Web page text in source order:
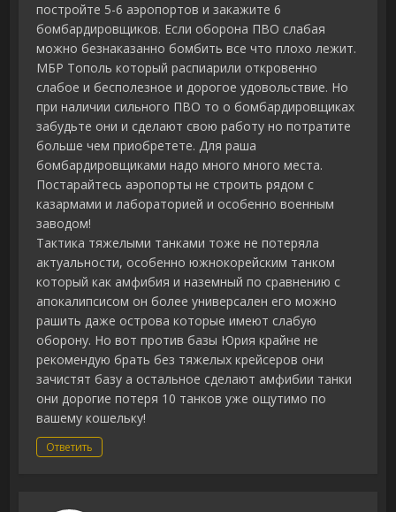
постройте 5-6 аэропортов и закажите 6
бомбардировщиков. Если оборона ПВО слабая
можно безнаказанно бомбить все что плохо лежит.
МБР Тополь который распиарили откровенно
слабое и бесполезное и дорогое удовольствие. Но
при наличии сильного ПВО то о бомбардировщиках
забудьте они и сделают свою работу но потратите
больше чем приобретете. Для раша
бомбардировщиками надо много много места.
Постарайтесь аэропорты не строить рядом с
казармами и лабораторией и особенно военным
заводом!
Тактика тяжелыми танками тоже не потеряла
актуальности, особенно южнокорейским танком
который как амфибия и наземный по сравнению с
апокалипсисом он более универсален его можно
рашить даже острова которые имеют слабую
оборону. Но вот против базы Юрия крайне не
рекомендую брать без тяжелых крейсеров они
зачистят базу а остальное сделают амфибии танки
они дорогие потеря 10 танков уже ощутимо по
вашему кошельку!
Ответить